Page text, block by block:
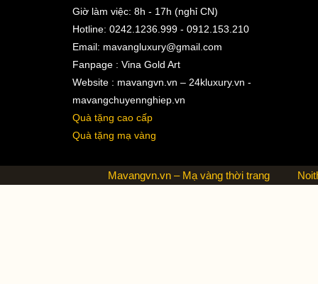
Giờ làm việc: 8h - 17h (nghỉ CN)
Hotline: 0242.1236.999 - 0912.153.210
Email: mavangluxury@gmail.com
Fanpage : Vina Gold Art
Website : mavangvn.vn – 24kluxury.vn -
mavangchuyennghiep.vn
Quà tặng cao cấp
Quà tặng mạ vàng
Mavangvn.vn – Mạ vàng thời trang